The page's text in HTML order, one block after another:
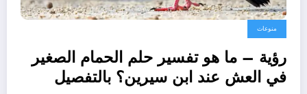
منوعات
رؤية – ما هو تفسير حلم الحمام الصغير
في العش عند ابن سيرين؟ بالتفصيل